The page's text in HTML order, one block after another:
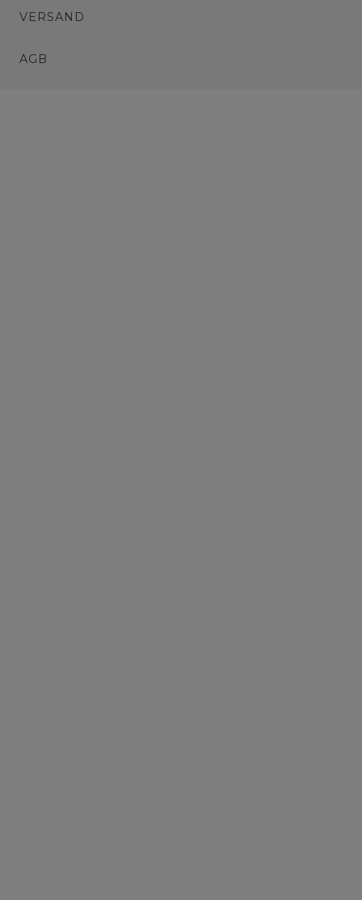
VERSAND
AGB